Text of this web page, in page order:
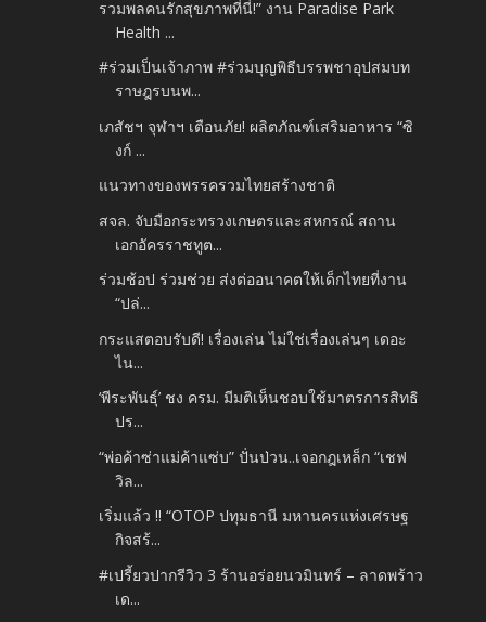
รวมพลคนรักสุขภาพที่นี่!” งาน Paradise Park
Health ...
#ร่วมเป็นเจ้าภาพ #ร่วมบุญพิธีบรรพชาอุปสมบท
ราษฎรบนพ...
เภสัชฯ จุฬาฯ เตือนภัย! ผลิตภัณฑ์เสริมอาหาร “ซิ
งก์ ...
แนวทางของพรรครวมไทยสร้างชาติ
สจล. จับมือกระทรวงเกษตรและสหกรณ์ สถาน
เอกอัครราชทูต...
ร่วมช้อป ร่วมช่วย ส่งต่ออนาคตให้เด็กไทยที่งาน
“ปล่...
กระแสตอบรับดี! เรื่องเล่น ไม่ใช่เรื่องเล่นๆ เดอะ
ไน...
‘พีระพันธุ์’ ชง ครม. มีมติเห็นชอบใช้มาตรการสิทธิ
ปร...
“พ่อค้าซ่าแม่ค้าแซ่บ” ปั่นป่วน..เจอกฎเหล็ก “เชฟ
วิล...
เริ่มแล้ว !! “OTOP ปทุมธานี มหานครแห่งเศรษฐ
กิจสร้...
#เปรี้ยวปากรีวิว 3 ร้านอร่อยนวมินทร์ – ลาดพร้าว
เด...